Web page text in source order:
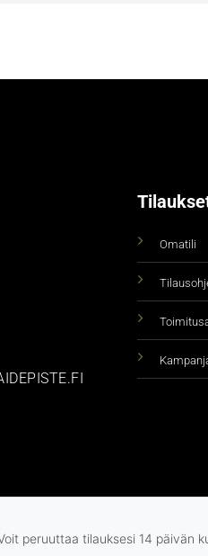
Omatili
peruuttaa tilauksesi 14 päivän